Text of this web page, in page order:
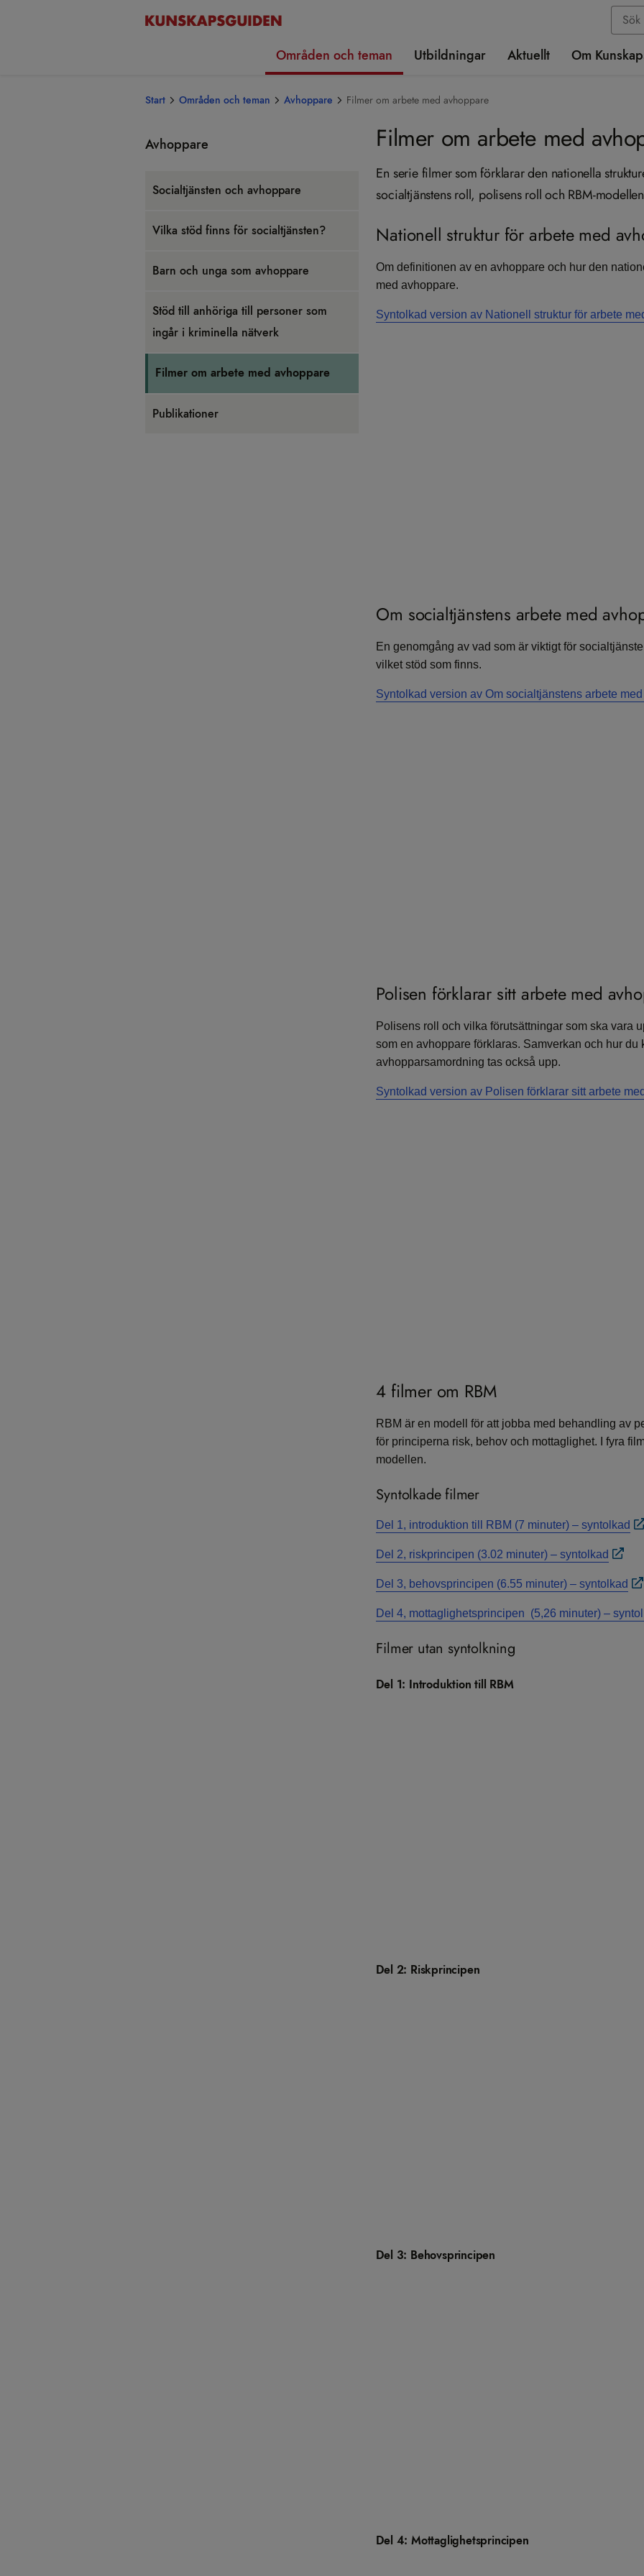
Områden och teman Utbildningar Aktuellt Om
Start Områden och teman Avhoppare Filmer om arbete med avhoppare
Avhop­pare
Soci­al­tjäns­ten och avhop­pare
Vilka stöd finns för soci­al­tjäns­ten?
Barn och unga som avhop­pare
Stöd till anhö­riga till per­so­ner som
ingår i kri­mi­nella nät­verk
Fil­mer om arbete med avhop­pare
Pub­li­ka­tio­ner
Filmer om arbete med
En serie filmer som förklarar den nationella
socialtjänstens roll, polisens roll och RBM-
Nationell struktur för arbete med
Om definitionen av en avhoppare och hur den
med avhoppare.
Syntolkad version av Nationell struktur för arbete
Om socialtjänstens arbete med
En genomgång av vad som är viktigt för
vilket stöd som finns.
Syntolkad version av Om socialtjänstens arbete
Polisen förklarar sitt arbete med
Polisens roll och vilka förutsättningar som ska vara
som en avhoppare förklaras. Samverkan och hur
avhopparsamordning tas också upp.
Syntolkad version av Polisen förklarar sitt arbete
4 filmer om RBM
RBM är en modell för att jobba med behandling av
för principerna risk, behov och mottaglighet. I fyra
modellen.
Syntolkade filmer
Del 1, introduktion till RBM (7 minuter) – syntolkad
Del 2, riskprincipen (3.02 minuter) – syntolkad
Del 3, behovsprincipen (6.55 minuter) – syntolkad
Del 4, mottaglighetsprincipen (5,26 minuter) –
Filmer utan syntolkning
Del 1: Introduktion till RBM
Del 2: Riskprincipen
Del 3: Behovsprincipen
Del 4: Mottaglighetsprincipen